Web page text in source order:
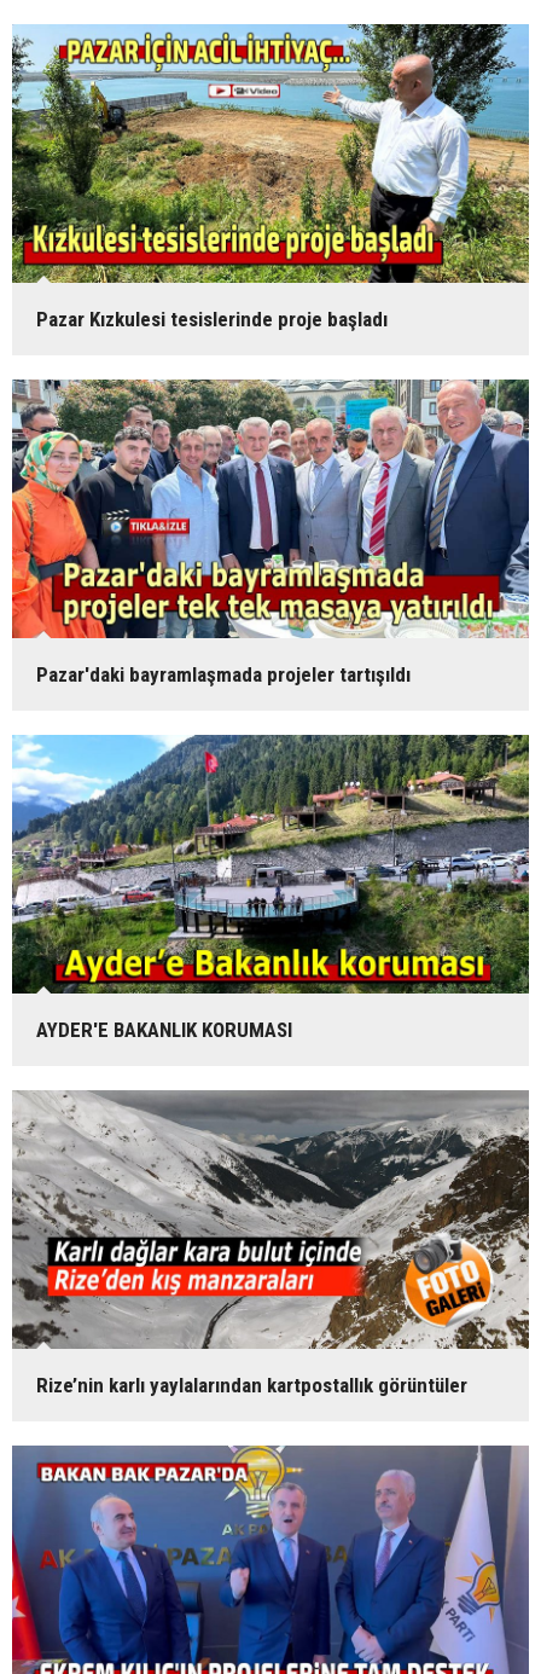
Pazar Kızkulesi tesislerinde proje başladı
Pazar'daki bayramlaşmada projeler tartışıldı
AYDER'E BAKANLIK KORUMASI
Rize’nin karlı yaylalarından kartpostallık görüntüler